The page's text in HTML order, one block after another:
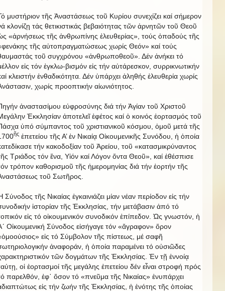
μυστήριον τῆς Ἀναστάσεως τοῦ Κυρίου συνεχίζει καί σήμερον
κλονίζῃ τάς θετικιστικάς βεβαιότητας τῶν ἀρνητῶν τοῦ Θεοῦ
«ἀρνήσεως τῆς ἀνθρωπίνης ἐλευθερίας», τούς ὀπαδούς τῆς
τῆς αὐτοπραγματώσεως χωρίς Θεόν» καί τούς
τοῦ συγχρόνου «ἀνθρωποθεοῦ». Δέν ἀνήκει τό
εἰς τόν ἐγκλω-βισμόν εἰς τήν αὐτάρεσκον, συρρικνωτικήν
κλειστήν ἐνθαδικότητα. Δέν ὑπάρχει ἀληθής ἐλευθερία χωρίς
χωρίς προοπτικήν αἰωνιότητος.
ἀναστασίμου εὐφροσύνης διά τήν Ἁγίαν τοῦ Χριστοῦ
Ἐκκλησίαν ἀποτελεῖ ἐφέτος καί ὁ κοινός ἑορτασμός τοῦ
ὑπό σύμπαντος τοῦ χριστιανικοῦ κόσμου, ὁμοῦ μετά τῆς
ῆς ἐπετείου τῆς Α’ ἐν Νικαίᾳ Οἰκουμενικῆς Συνόδου, ἡ ὁποία
τήν κακοδοξίαν τοῦ Ἀρείου, τοῦ «κατασμικρύναντος
Τριάδος τόν ἕνα, Υἱόν καί Λόγον ὄντα Θεοῦ», καί ἐθέσπισε
τρόπον καθορισμοῦ τῆς ἡμερομηνίας διά τήν ἑορτήν τῆς
τοῦ Σωτῆρος.
Σύνοδος τῆς Νικαίας ἐγκαινιάζει μίαν νέαν περίοδον εἰς τήν
ἱστορίαν τῆς Ἐκκλησίας, τήν μετάβασιν ἀπό τό
εἰς τό οἰκουμενικόν συνοδικόν ἐπίπεδον. Ὡς γνωστόν, ἡ
Οἰκουμενική Σύνοδος εἰσήγαγε τόν «ἄγραφον» ὅρον
εἰς τό Σύμβολον τῆς πίστεως, μέ σαφῆ
ἀναφοράν, ἡ ὁποία παραμένει τό οὐσιῶδες
τῶν δογμάτων τῆς Ἐκκλησίας. Ἐν τῇ ἐννοίᾳ
οἱ ἑορτασμοί τῆς μεγάλης ἐπετείου δέν εἶναι στροφή πρός
παρελθόν, ἐφ᾿ ὅσον τό «πνεῦμα τῆς Νικαίας» ἐνυπάρχει
εἰς τήν ζωήν τῆς Ἐκκλησίας, ἡ ἑνότης τῆς ὁποίας